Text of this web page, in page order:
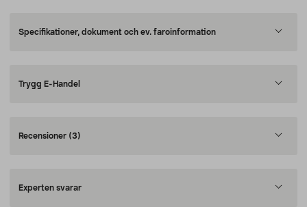
Specifikationer, dokument och ev. faroinformation
Trygg E-Handel
Recensioner (3)
Experten svarar